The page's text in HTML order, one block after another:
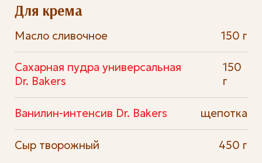
Для крема
Масло сливочное 150 г
Сахарная пудра универсальная
Dr. Bakers
150
г
Ванилин-интенсив Dr. Bakers щепотка
Сыр творожный 450 г